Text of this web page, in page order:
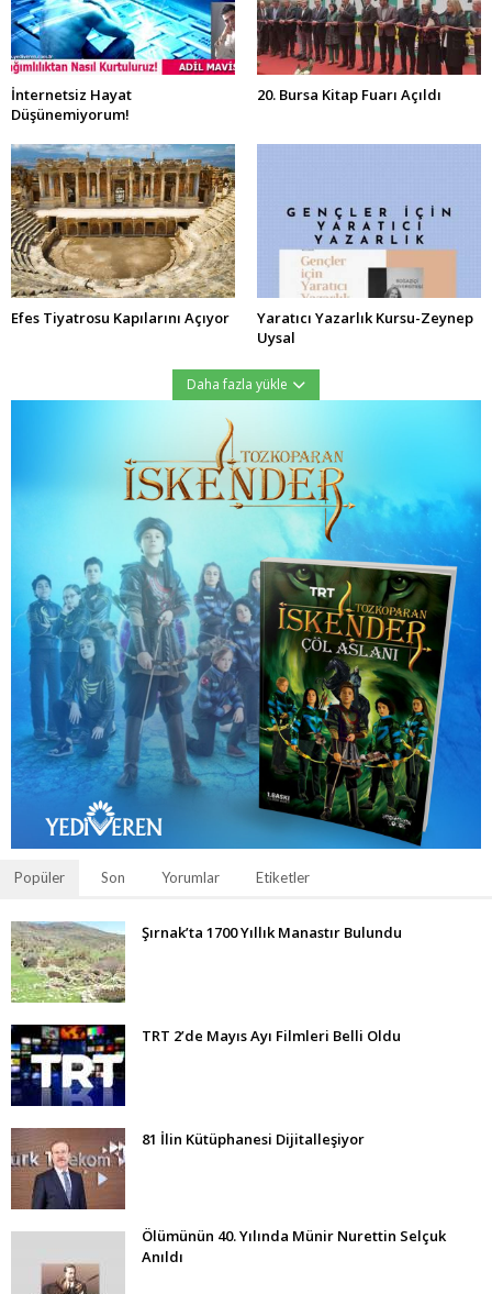
İnternetsiz Hayat
Düşünemiyorum!
20. Bursa Kitap Fuarı Açıldı
Efes Tiyatrosu Kapılarını Açıyor
Yaratıcı Yazarlık Kursu-Zeynep
Uysal
Daha fazla yükle
Popüler Son Yorumlar Etiketler
Şırnak’ta 1700 Yıllık Manastır Bulundu
TRT 2’de Mayıs Ayı Filmleri Belli Oldu
81 İlin Kütüphanesi Dijitalleşiyor
Ölümünün 40. Yılında Münir Nurettin Selçuk
Anıldı